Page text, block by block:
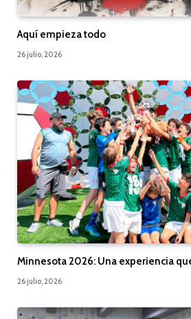
Aquí empieza todo
26 julio, 2026
Minnesota 2026: Una experiencia
26 julio, 2026